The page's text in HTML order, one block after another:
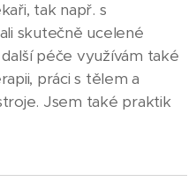
tak např. s
skutečně ucelené
péče využívám také
práci s tělem a
Jsem také praktik